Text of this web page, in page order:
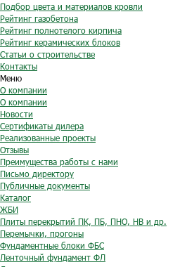
Подбор цвета и материалов кровли
Рейтинг газобетона
Рейтинг полнотелого кирпича
Рейтинг керамических блоков
Статьи о строительстве
Контакты
Меню
О компании
О компании
Новости
Сертификаты дилера
Реализованные проекты
Отзывы
Преимущества работы с нами
Письмо директору
Публичные документы
Каталог
ЖБИ
Плиты перекрытий ПК, ПБ, ПНО, НВ и др.
Перемычки, прогоны
Фундаментные блоки ФБС
Ленточный фундамент ФЛ